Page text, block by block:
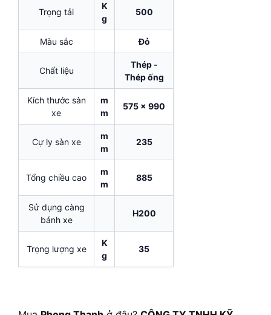
Trọng tải
K
g
500
Màu sắc Đỏ
Chất liệu
Thép -
Thép ống
Kích thước sàn
xe
m
m
575 x 990
Cự ly sàn xe
m
m
235
Tổng chiều cao
m
m
885
Sử dụng càng
bánh xe
H200
Trọng lượng xe
K
g
35